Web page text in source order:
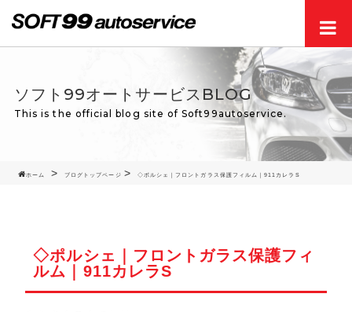
ソフト99オートサービスBLOG
This is the official blog site of Soft99autoservice.
ホーム ブログトップページ ◇ポルシェ｜フロントガラス保護フィルム｜911カレラS
◇ポルシェ｜フロントガラス保護フィ
ルム｜911カレラS